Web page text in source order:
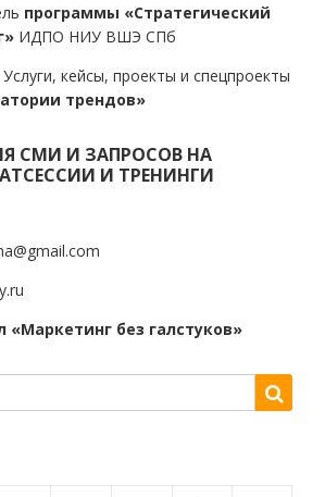
программы «Стратегический
ИДПО НИУ ВШЭ СПб
кейсы, проекты и спецпроекты
трендов»
СМИ И ЗАПРОСОВ НА
И ТРЕНИНГИ
«Маркетинг без галстуков»